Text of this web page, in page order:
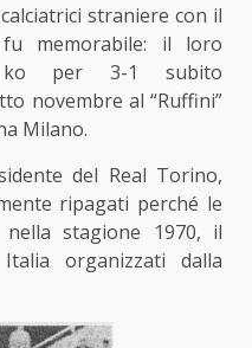
straniere con il
memorabile: il loro
ko per 3-1 subito
novembre al “Ruffini”
Milano.
del Real Torino,
ripagati perché le
stagione 1970, il
organizzati dalla